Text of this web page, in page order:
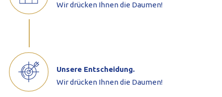
Wir drücken Ihnen die Daumen!
Unsere Entscheidung.
Wir drücken Ihnen die Daumen!